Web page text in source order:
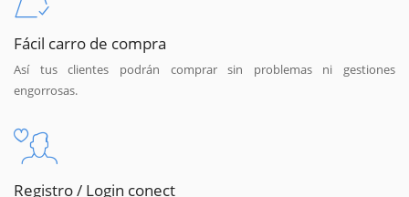
Fácil carro de compra
Así tus clientes podrán comprar sin problemas ni gestiones
engorrosas.
Registro / Login conect